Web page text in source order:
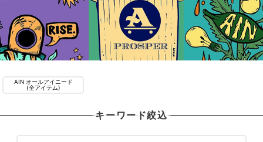
AIN オールアイニード
(全アイテム)
キーワード絞込